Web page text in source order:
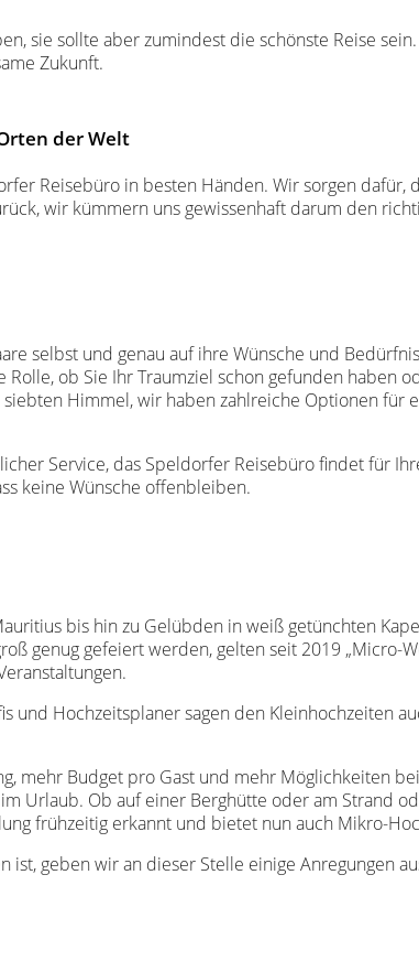
sie sollte aber zumindest die schönste Reise
Zukunft.
der Welt
Reisebüro in besten Händen. Wir sorgen dafür,
wir kümmern uns gewissenhaft darum den
selbst und genau auf ihre Wünsche und
ob Sie Ihr Traumziel schon gefunden haben
Himmel, wir haben zahlreiche Optionen für
Service, das Speldorfer Reisebüro findet für
keine Wünsche offenbleiben.
bis hin zu Gelübden in weiß getünchten
genug gefeiert werden, gelten seit 2019 „Micro-
und Hochzeitsplaner sagen den Kleinhochzeiten
mehr Budget pro Gast und mehr Möglichkeiten
Urlaub. Ob auf einer Berghütte oder am Strand
frühzeitig erkannt und bietet nun auch Mikro-
geben wir an dieser Stelle einige Anregungen